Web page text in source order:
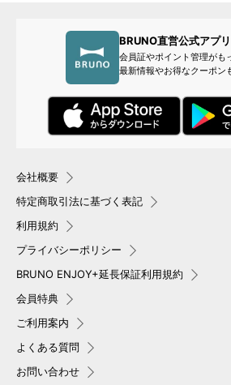
BRUNO直営公式アプリ
会員証やポイント管理がも
最新情報やお得なクーポン
会社概要
特定商取引法に基づく表記
利用規約
プライバシーポリシー
BRUNO ENJOY+延長保証利用規約
会員特典
ご利用案内
よくある質問
お問い合わせ